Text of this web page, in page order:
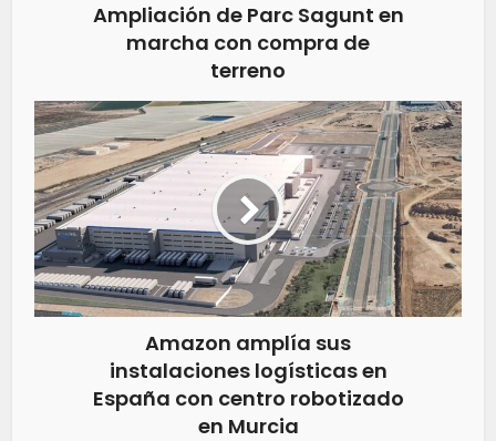
Ampliación de Parc Sagunt en
marcha con compra de
terreno
Amazon amplía sus
instalaciones logísticas en
España con centro robotizado
en Murcia